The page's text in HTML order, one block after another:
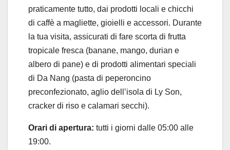
praticamente tutto, dai prodotti locali e chicchi
di caffè a magliette, gioielli e accessori. Durante
la tua visita, assicurati di fare scorta di frutta
tropicale fresca (banane, mango, durian e
albero di pane) e di prodotti alimentari speciali
di Da Nang (pasta di peperoncino
preconfezionato, aglio dell’isola di Ly Son,
cracker di riso e calamari secchi).
Orari di apertura: tutti i giorni dalle 05:00 alle
19:00.